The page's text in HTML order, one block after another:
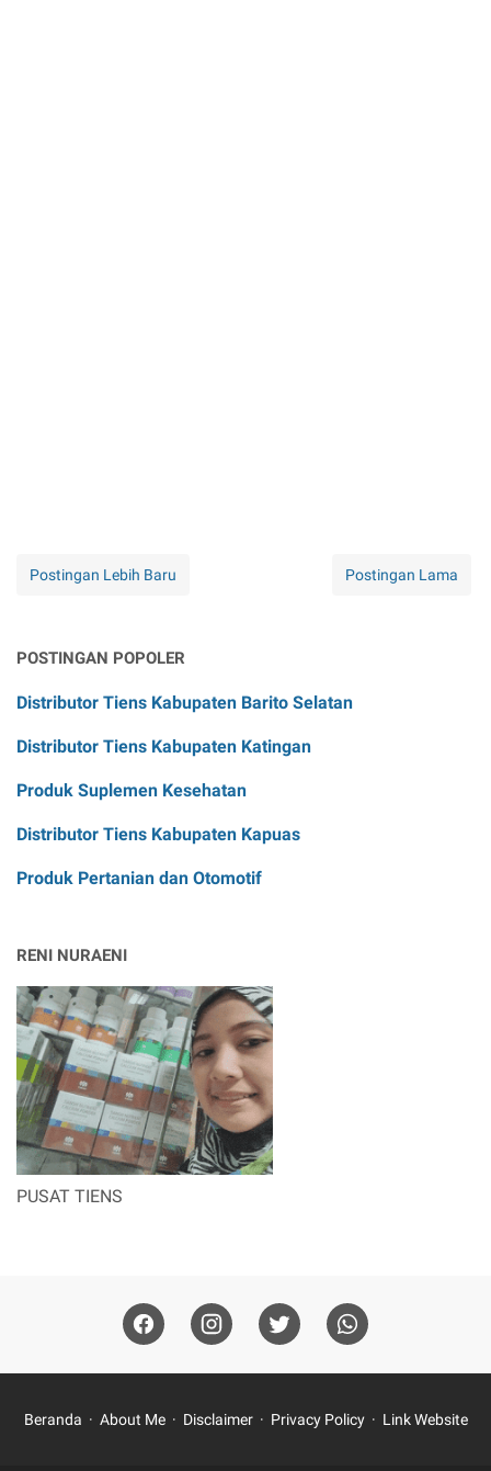
Postingan Lebih Baru Postingan Lama
POSTINGAN POPOLER
Distributor Tiens Kabupaten Barito Selatan
Distributor Tiens Kabupaten Katingan
Produk Suplemen Kesehatan
Distributor Tiens Kabupaten Kapuas
Produk Pertanian dan Otomotif
RENI NURAENI
PUSAT TIENS
Beranda About Me Disclaimer Privacy Policy Link Website